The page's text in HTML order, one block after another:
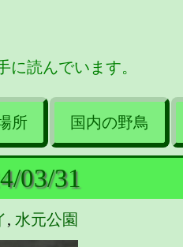
に読んでいます。
所 国内の野鳥
03/31
, 水元公園